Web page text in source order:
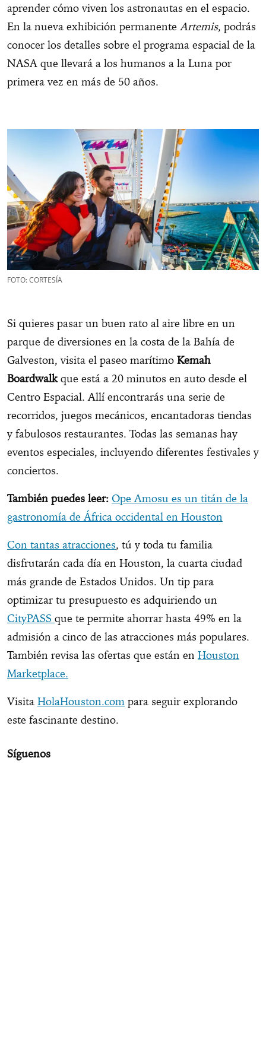
aprender cómo viven los astronautas en el espacio.
En la nueva exhibición permanenteArtemis, podrás
conocer los detalles sobre el programa espacial de la
NASA que llevará a los humanos a la Luna por
primera vez en más de 50 años.
FOTO: CORTESÍA
Si quieres pasar un buen rato al aire libre en un
parque de diversiones en la costa de la Bahía de
Galveston, visita el paseo marítimo Kemah
Boardwalkque está a 20 minutos en auto desde el
Centro Espacial. Allí encontrarás una serie de
recorridos, juegos mecánicos, encantadoras tiendas
y fabulosos restaurantes. Todas las semanas hay
eventos especiales, incluyendo diferentes festivales y
conciertos.
También puedes leer: Ope Amosu es un titán de la
gastronomía de África occidental en Houston
Con tantas atracciones, tú y toda tu familia
disfrutarán cada día en Houston, la cuarta ciudad
más grande de Estados Unidos. Un tip para
optimizar tu presupuesto es adquiriendo un
CityPASS que te permite ahorrar hasta 49% en la
admisión a cinco de las atracciones más populares.
También revisa las ofertas que están en Houston
Marketplace.
Visita HolaHouston.com para seguir explorando
este fascinante destino.
Síguenos